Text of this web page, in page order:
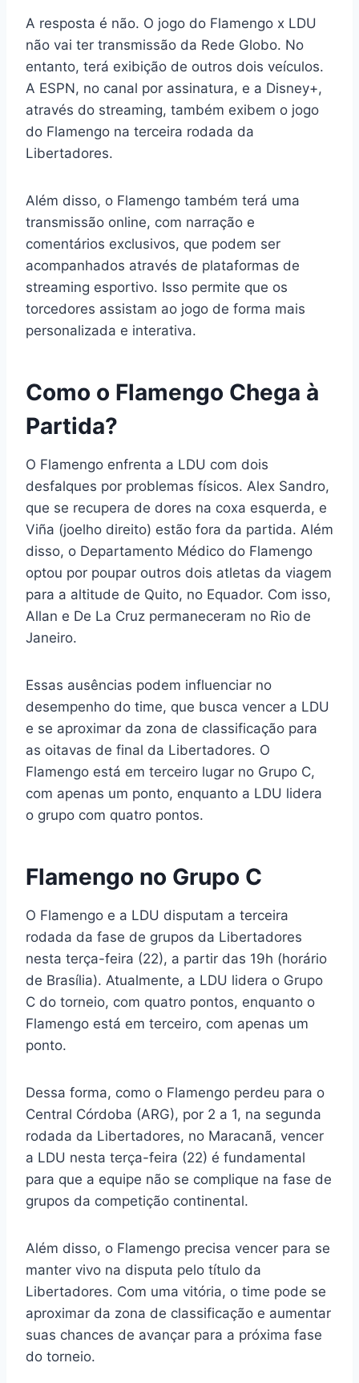
A resposta é não. O jogo do Flamengo x LDU
não vai ter transmissão da Rede Globo. No
entanto, terá exibição de outros dois veículos.
A ESPN, no canal por assinatura, e a Disney+,
através do streaming, também exibem o jogo
do Flamengo na terceira rodada da
Libertadores.
Além disso, o Flamengo também terá uma
transmissão online, com narração e
comentários exclusivos, que podem ser
acompanhados através de plataformas de
streaming esportivo. Isso permite que os
torcedores assistam ao jogo de forma mais
personalizada e interativa.
Como o Flamengo Chega à
Partida?
O Flamengo enfrenta a LDU com dois
desfalques por problemas físicos. Alex Sandro,
que se recupera de dores na coxa esquerda, e
Viña (joelho direito) estão fora da partida. Além
disso, o Departamento Médico do Flamengo
optou por poupar outros dois atletas da viagem
para a altitude de Quito, no Equador. Com isso,
Allan e De La Cruz permaneceram no Rio de
Janeiro.
Essas ausências podem influenciar no
desempenho do time, que busca vencer a LDU
e se aproximar da zona de classificação para
as oitavas de final da Libertadores. O
Flamengo está em terceiro lugar no Grupo C,
com apenas um ponto, enquanto a LDU lidera
o grupo com quatro pontos.
Flamengo no Grupo C
O Flamengo e a LDU disputam a terceira
rodada da fase de grupos da Libertadores
nesta terça-feira (22), a partir das 19h (horário
de Brasília). Atualmente, a LDU lidera o Grupo
C do torneio, com quatro pontos, enquanto o
Flamengo está em terceiro, com apenas um
ponto.
Dessa forma, como o Flamengo perdeu para o
Central Córdoba (ARG), por 2 a 1, na segunda
rodada da Libertadores, no Maracanã, vencer
a LDU nesta terça-feira (22) é fundamental
para que a equipe não se complique na fase de
grupos da competição continental.
Além disso, o Flamengo precisa vencer para se
manter vivo na disputa pelo título da
Libertadores. Com uma vitória, o time pode se
aproximar da zona de classificação e aumentar
suas chances de avançar para a próxima fase
do torneio.